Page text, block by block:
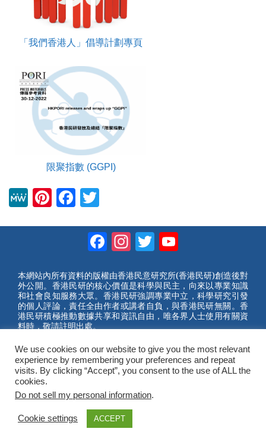
「我們香港人」倡導計劃專頁
限聚指數 (GGPI)
M
Pi
st
F
b
o
o
k
tt
er
Facebook
Instagram
Twitter
本網站內所有資料的版權由香港民意研究所(香港民研)創造後對
外公開。香港民研的核心價值是科學與民主，向來以專業知識
和社會良知服務大眾。香港民研強調專業中立，科學研究引發
的個人評論，責任全由作者或講者自負，與香港民研無關。香
港民研積極推動數據共享和資訊自由，唯各界人士使用有關資
料時，敬請註明出處。
2023 © Hong Kong Public Opinion Research Institute
香港民意研究所 |網站使用條款(英文)
We use cookies on our website to give you the most relevant
experience by remembering your preferences and repeat
cookies.
Do not sell my personal information